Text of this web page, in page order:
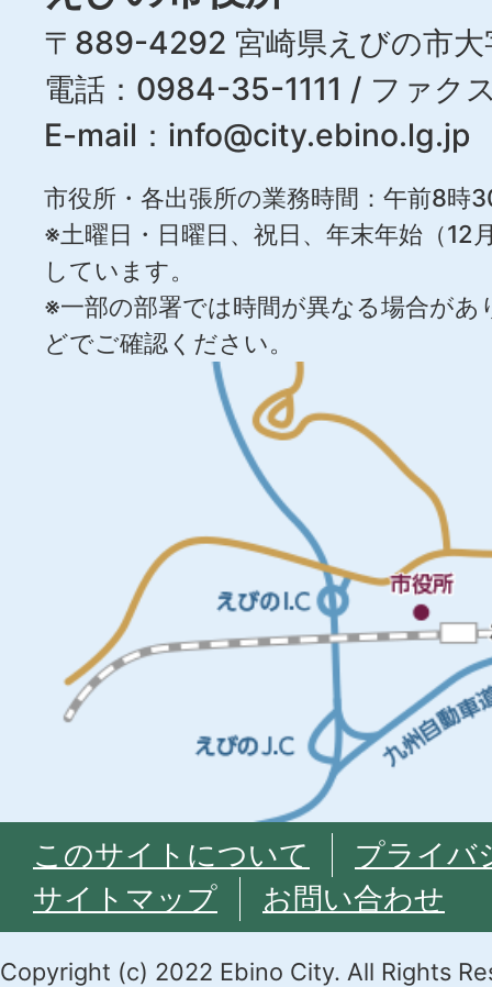
〒889-4292 宮崎県えびの市大
電話：0984-35-1111 / ファ
E-mail： info@city.ebino.lg.jp
市役所・各出張所の業務時間：午前8時
※土曜日・日曜日、祝日、年末年始（12
しています。
※一部の部署では時間が異なる場合が
どでご確認ください。
このサイトについて
プライバ
サイトマップ
お問い合わせ
Copyright (c) 2022 Ebino City. All Rights